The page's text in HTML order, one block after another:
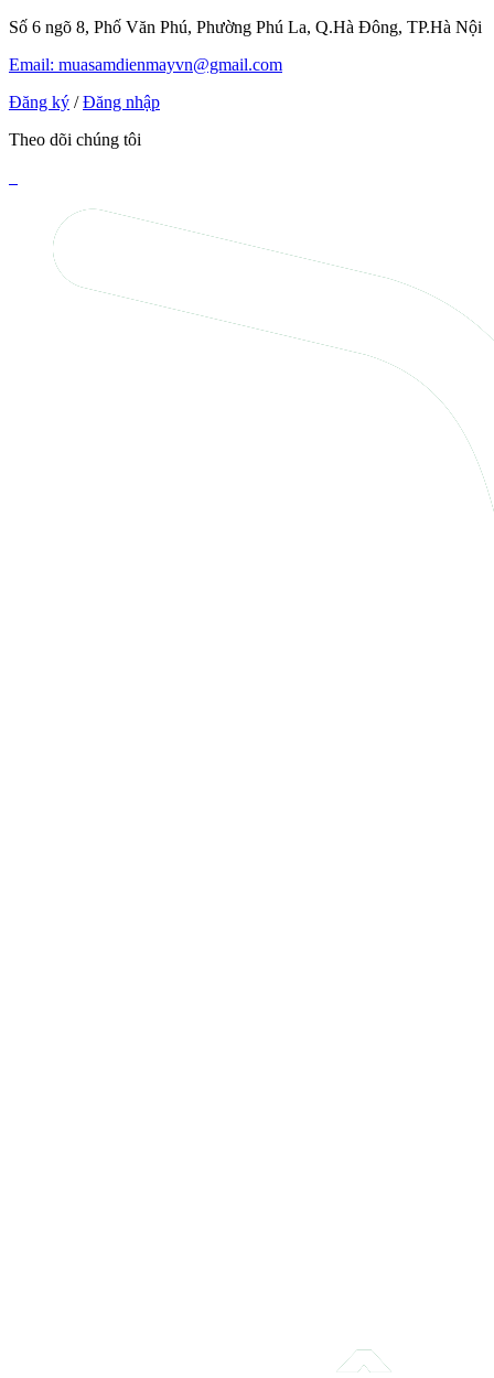
Số 6 ngõ 8, Phố Văn Phú, Phường Phú La, Q.Hà Đông, TP.Hà Nội
Email: muasamdienmayvn@gmail.com
Đăng ký / Đăng nhập
Theo dõi chúng tôi